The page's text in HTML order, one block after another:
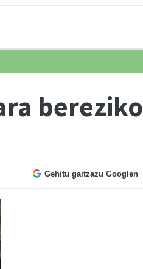
bereziko
Gehitu gaitzazu Googlen